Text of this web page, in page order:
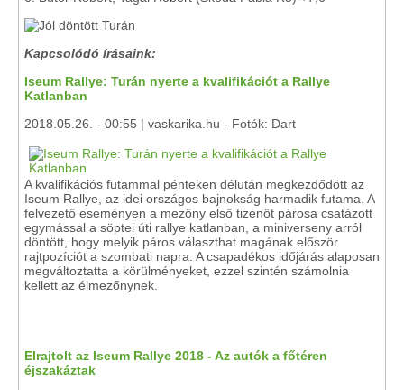
Kapcsolódó írásaink:
Iseum Rallye: Turán nyerte a kvalifikációt a Rallye
Katlanban
2018.05.26. - 00:55 | vaskarika.hu - Fotók: Dart
A kvalifikációs futammal pénteken délután megkezdődött az
Iseum Rallye, az idei országos bajnokság harmadik futama. A
felvezető eseményen a mezőny első tizenöt párosa csatázott
egymással a söptei úti rallye katlanban, a miniverseny arról
döntött, hogy melyik páros választhat magának először
rajtpozíciót a szombati napra. A csapadékos időjárás alaposan
megváltoztatta a körülményeket, ezzel szintén számolnia
kellett az élmezőnynek.
Elrajtolt az Iseum Rallye 2018 - Az autók a főtéren
éjszakáztak